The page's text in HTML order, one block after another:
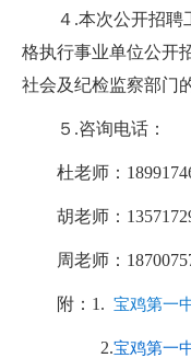
４.本次公开招
格执行事业单位公开
社会及纪检监察部门
５.咨询电话：
杜老师：
胡老师：
周老师：
附：1. 宝鸡第一
2.宝鸡第一